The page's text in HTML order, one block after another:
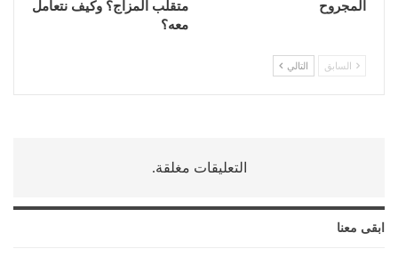
المجروح
متقلب المزاج؟ وكيف نتعامل
معه؟
السابق التالي
التعليقات مغلقة.
ابقى معنا